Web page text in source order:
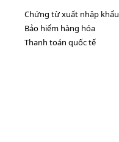
Chứng từ xuất nhập khẩu
Bảo hiểm hàng hóa
Thanh toán quốc tế